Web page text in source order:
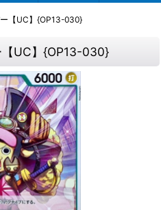
【UC】{OP13-030}
【UC】{OP13-030}